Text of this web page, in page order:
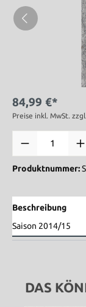
84,99 €*
Preise inkl. MwSt.
Produktnummer:
Beschreibung
Saison 2014/15
DAS